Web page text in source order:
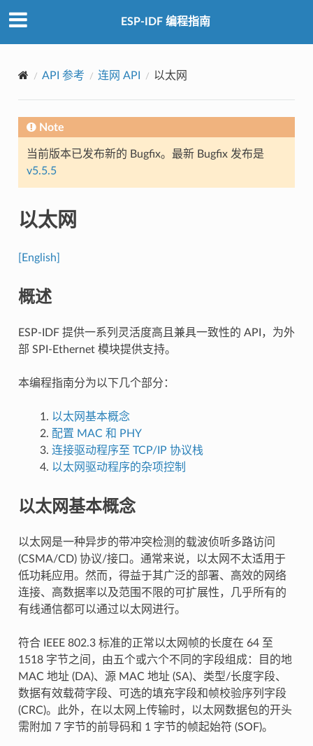
ESP-IDF 编程指南
API 参考 连网 API 以太网
Note
当前版本已发布新的 Bugfix。最新 Bugfix 发布是
v5.5.5
以太网
[English]
概述
ESP-IDF 提供一系列灵活度高且兼具一致性的 API，为外
部 SPI-Ethernet 模块提供支持。
本编程指南分为以下几个部分：
以太网基本概念
配置 MAC 和 PHY
连接驱动程序至 TCP/IP 协议栈
以太网驱动程序的杂项控制
以太网基本概念
以太网是一种异步的带冲突检测的载波侦听多路访问
(CSMA/CD) 协议/接口。通常来说，以太网不太适用于
低功耗应用。然而，得益于其广泛的部署、高效的网络
连接、高数据率以及范围不限的可扩展性，几乎所有的
有线通信都可以通过以太网进行。
符合 IEEE 802.3 标准的正常以太网帧的长度在 64 至
1518 字节之间，由五个或六个不同的字段组成：目的地
MAC 地址 (DA)、源 MAC 地址 (SA)、类型/长度字段、
数据有效载荷字段、可选的填充字段和帧校验序列字段
(CRC)。此外，在以太网上传输时，以太网数据包的开头
需附加 7 字节的前导码和 1 字节的帧起始符 (SOF)。